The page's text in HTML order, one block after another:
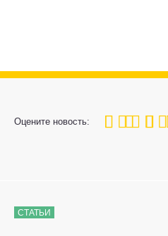
Оцените новость:
80
1 3 4 5
СТАТЬИ